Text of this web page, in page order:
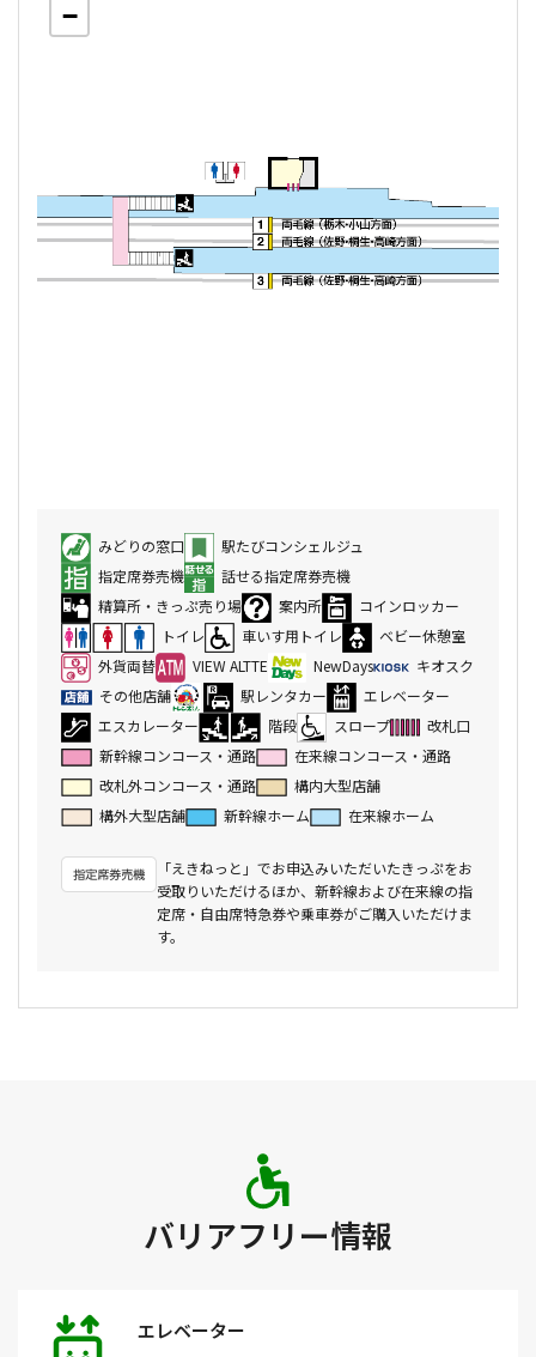
−
みどりの窓口
駅たびコンシェルジュ
指定席券売機
話せる指定席券売機
精算所・きっぷ売り場
案内所
コインロッカー
トイレ
車いす用トイレ
ベビー休憩室
外貨両替
VIEW ALTTE NewDays
キオスク
その他店舗
駅レンタカー
エレベーター
エスカレーター
階段 スロープ
改札口
新幹線コンコース・通路
在来線コンコース・通路
改札外コンコース・通路
構内大型店舗
構外大型店舗
新幹線ホーム 在来線ホーム
「えきねっと」でお申込みいただいたきっぷをお
受取りいただけるほか、新幹線および在来線の指
定席・自由席特急券や乗車券がご購入いただけま
す。
バリアフリー情報
エレベーター